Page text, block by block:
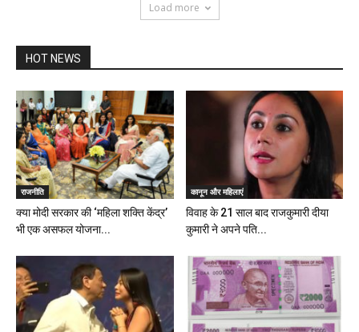
Load more
HOT NEWS
राजनीति
क्या मोदी सरकार की ‘महिला शक्ति केंद्र’
भी एक असफल योजना...
कानून और महिलाएं
विवाह के 21 साल बाद राजकुमारी दीया
कुमारी ने अपने पति...